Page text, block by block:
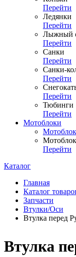
Перейти
Ледянки
Перейти
Лыжный
Перейти
Санки
Перейти
Санки-
Перейти
Перейти
Тюбинги
Перейти
Мотоблоки
Перейти
Каталог
Главная
Каталог
Запчасти
Втулки/Оси
Втулка перед
Втулка